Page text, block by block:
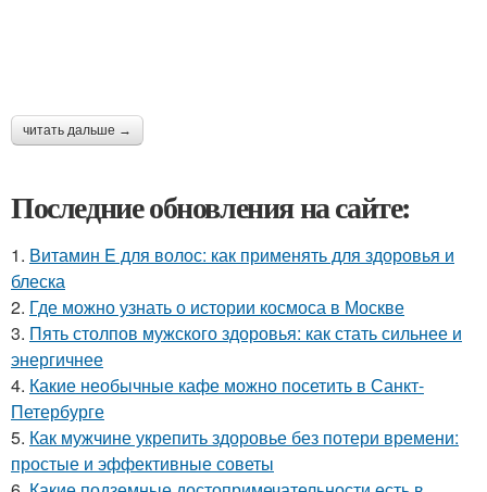
читать дальше →
Последние обновления на сайте:
1. Витамин E для волос: как применять для здоровья и
блеска
2. Где можно узнать о истории космоса в Москве
3. Пять столпов мужского здоровья: как стать сильнее и
энергичнее
4. Какие необычные кафе можно посетить в Санкт-
Петербурге
5. Как мужчине укрепить здоровье без потери времени:
простые и эффективные советы